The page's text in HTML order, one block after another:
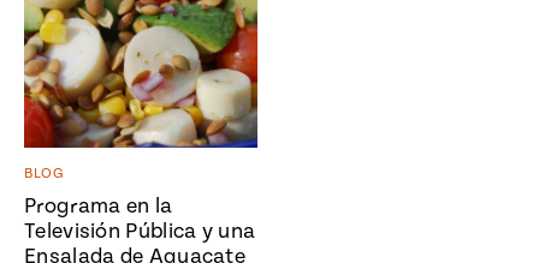
Kitchens
BLOG
Programa en la
Televisión Pública y una
Ensalada de Aguacate